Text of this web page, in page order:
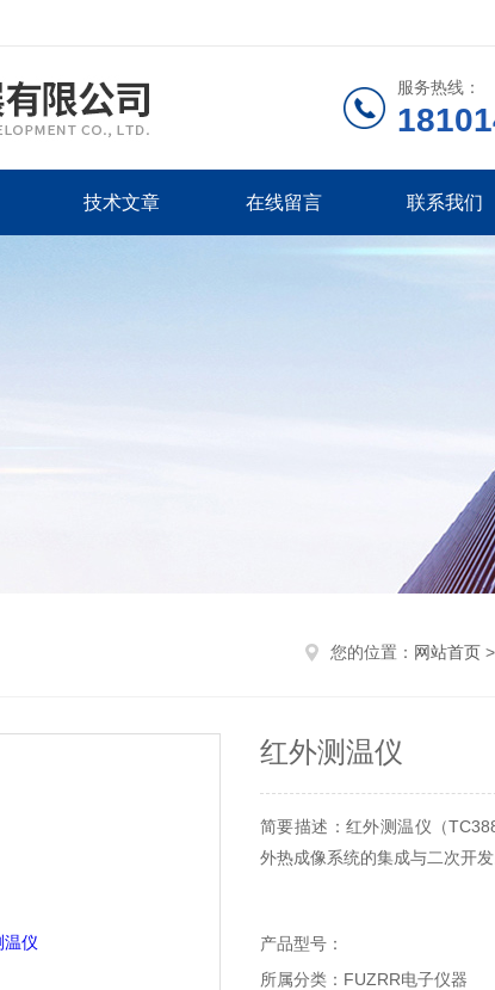
服务热线：
技术文章 在线留言 联系我们
您的位置： 网站首页 >
红外测温仪
简要描述：红外测温仪（
外热成像系统的集成与二次开发
产品型号：
所属分类：FUZRR电子仪器